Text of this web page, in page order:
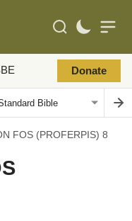
Donate
FOS (PROFERPIS) 8